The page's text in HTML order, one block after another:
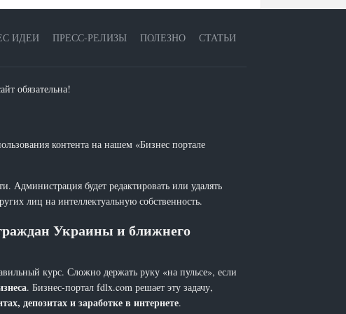
ИДЕИ ПРЕСС-РЕЛИЗЫ ПОЛЕЗНО СТАТЬИ
обязательна!
контента на нашем «Бизнес портале
Администрация будет редактировать или удалять
лиц на интеллектуальную собственность.
Украины и ближнего
курс. Сложно держать руку «на пульсе», если
. Бизнес-портал fdlx.com решает эту задачу,
депозитах и заработке в интернете.